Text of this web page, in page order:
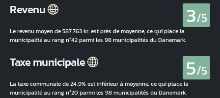
Revenu 3/5
Le revenu moyen de 587.763 kr. est près de moyenne, ce qui place la
municipalité au rang n°42 parmi les 98 municipalités du Danemark.
Taxe municipale 5/5
La taxe communale de 24,9% est inférieur à moyenne, ce qui place la
municipalité au rang n°20 parmi les 98 municipalités du Danemark.